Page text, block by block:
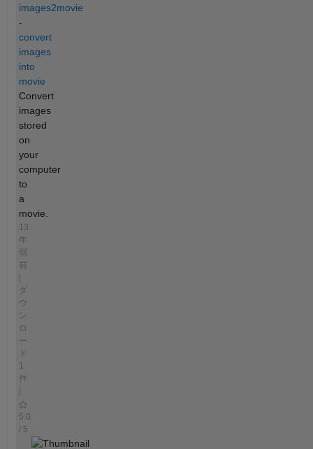
images2movie
-
convert
images
into
movie
Convert
images
stored
on
your
computer
to
a
movie.
13
年
弱
前
|
ダ
ウ
ン
ロ
ー
ド
1
件
|
5.0
/ 5